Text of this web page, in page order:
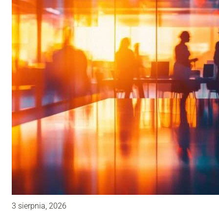
3 sierpnia, 2026